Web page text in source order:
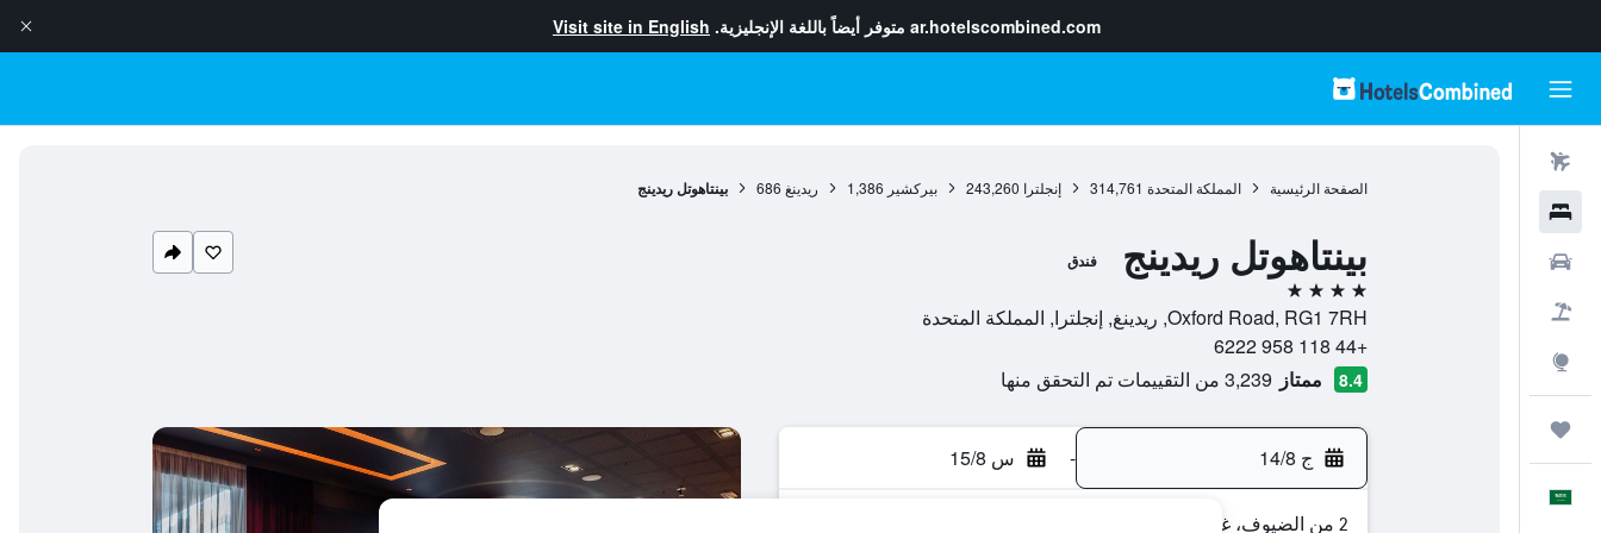
ar.hotelscombined.com متوفر أيضاً باللغة الإنجليزية. Visit site in English
الصفحة الرئيسية المملكة المتحدة 314,761 إنجلترا 243,260 بيركشير 1,386 ريدينغ 686 بينتاهوتل ريدينج
بينتاهوتل ريدينج فندق
4 نجوم
Oxford Road, RG1 7RH, ريدينغ, إنجلترا, المملكة المتحدة
+44 118 958 6222
8.4 ممتاز 3,239 من التقييمات تم التحقق منها
ج 14/8 - س 15/8
2 من الضيوف، غرفة واحدة